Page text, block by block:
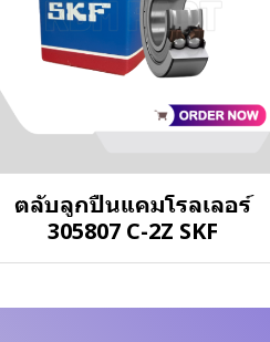
ตลับลูกปืนแคมโรลเลอร์
305807 C-2Z SKF